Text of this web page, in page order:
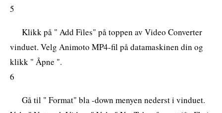
5
Klikk på " Add Files" på toppen av Video Converter
vinduet. Velg Animoto MP4-fil på datamaskinen din og
klikk " Åpne ".
6
Gå til " Format" bla -down menyen nederst i vinduet.